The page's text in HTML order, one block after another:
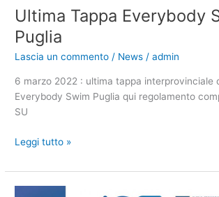
Ultima Tappa Everybody
Puglia
Lascia un commento / News /admin
6 marzo 2022 : ultima tappa interprovinciale
Everybody Swim Puglia qui regolamento
SU
Ultima
Everybody
Swim
Leggi tutto »